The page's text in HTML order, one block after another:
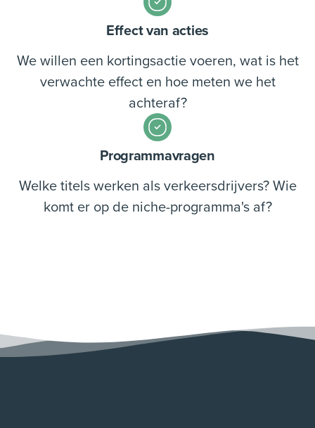
Effect van acties
We willen een kortingsactie voeren, wat is het
verwachte effect en hoe meten we het
achteraf?
Programmavragen
Welke titels werken als verkeersdrijvers? Wie
komt er op de niche-programma's af?